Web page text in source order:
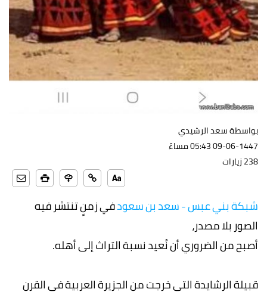
بواسطة سعد الرشيدي
09-06-1447 05:43 مساءً
238 زيارات
شبكة بني عبس - سعد بن سعودفي زمنٍ تنتشر فيه
الصور بلا مصدر،
أصبح من الضروري أن نُعيد نسبة التراث إلى أهله.
قبيلة الرشايدة التي خرجت من الجزيرة العربية في القرن